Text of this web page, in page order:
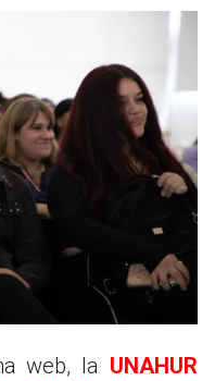
web, la UNAHUR